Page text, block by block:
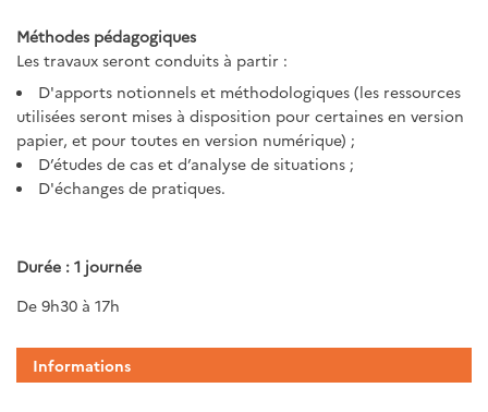
Méthodes pédagogiques
Les travaux seront conduits à partir :
D'apports notionnels et méthodologiques (les ressources
utilisées seront mises à disposition pour certaines en version
papier, et pour toutes en version numérique) ;
D’études de cas et d’analyse de situations ;
D'échanges de pratiques.
Durée : 1 journée
De 9h30 à 17h
Informations